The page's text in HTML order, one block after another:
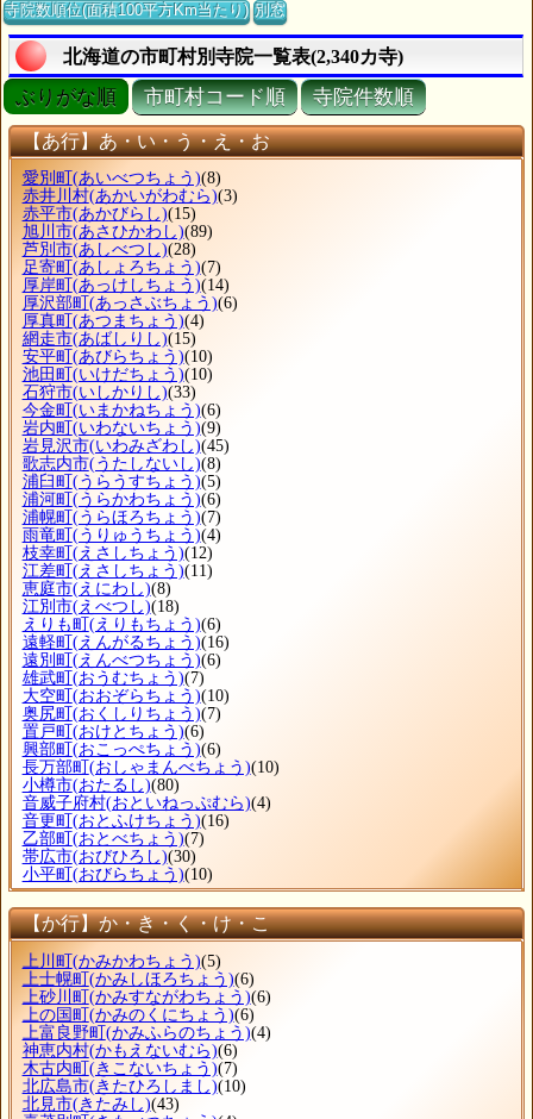
寺院数順位(面積100平方Km当たり) 別窓
北海道の市町村別寺院一覧表(2,340カ寺)
ぶりがな順 市町村コード順 寺院件数順
【あ行】あ・い・う・え・お
愛別町 (あいべつちょう)(8)
赤井川村(あかいがわむら)(3)
赤平市(あかびらし)(15)
旭川市(あさひかわし)(89)
芦別市(あしべつし)(28)
足寄町 (あしょろちょう)(7)
厚岸町 (あっけしちょう)(14)
厚沢部町 (あっさぶちょう)(6)
厚真町 (あつまちょう)(4)
網走市(あばしりし)(15)
安平町 (あびらちょう)(10)
池田町 (いけだちょう)(10)
石狩市(いしかりし)(33)
今金町 (いまかねちょう)(6)
岩内町 (いわないちょう)(9)
岩見沢市(いわみざわし)(45)
歌志内市(うたしないし)(8)
浦臼町 (うらうすちょう)(5)
浦河町 (うらかわちょう)(6)
浦幌町 (うらほろちょう)(7)
雨竜町 (うりゅうちょう)(4)
枝幸町 (えさしちょう)(12)
江差町 (えさしちょう)(11)
恵庭市(えにわし)(8)
江別市(えべつし)(18)
えりも町 (えりもちょう)(6)
遠軽町 (えんがるちょう)(16)
遠別町 (えんべつちょう)(6)
雄武町 (おうむちょう)(7)
大空町 (おおぞらちょう)(10)
奥尻町 (おくしりちょう)(7)
置戸町 (おけとちょう)(6)
興部町 (おこっぺちょう)(6)
長万部町 (おしゃまんべちょう)(10)
小樽市(おたるし)(80)
音威子府村(おといねっぷむら)(4)
音更町 (おとふけちょう)(16)
乙部町 (おとべちょう)(7)
帯広市(おびひろし)(30)
小平町 (おびらちょう)(10)
【か行】か・き・く・け・こ
上川町(かみかわちょう)(5)
上士幌町(かみしほろちょう)(6)
上砂川町(かみすながわちょう)(6)
上の国町(かみのくにちょう)(6)
上富良野町(かみふらのちょう)(4)
神恵内村(かもえないむら)(6)
木古内町(きこないちょう)(7)
北広島市(きたひろしまし)(10)
北見市(きたみし)(43)